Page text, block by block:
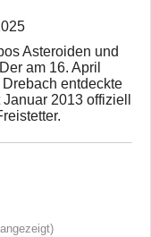
Asteroiden und
am 16. April
entdeckte
2013 offiziell